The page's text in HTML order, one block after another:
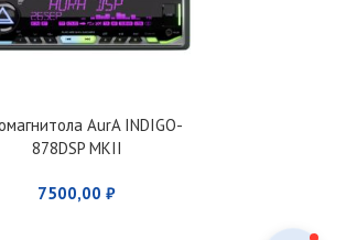
AurA INDIGO-
878DSP MKII
7500,00₽